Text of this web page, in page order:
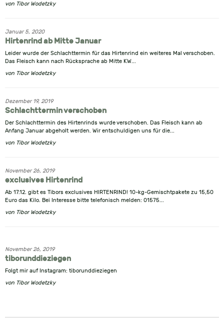
von Tibor Wodetzky
Januar 5, 2020
Hirtenrind ab Mitte Januar
Leider wurde der Schlachttermin für das Hirtenrind ein weiteres Mal verschoben.
Das Fleisch kann nach Rücksprache ab Mitte KW...
von Tibor Wodetzky
Dezember 19, 2019
Schlachttermin verschoben
Der Schlachttermin des Hirtenrinds wurde verschoben. Das Fleisch kann ab
Anfang Januar abgeholt werden. Wir entschuldigen uns für die...
von Tibor Wodetzky
November 26, 2019
exclusives Hirtenrind
Ab 17.12. gibt es Tibors exclusives HIRTENRIND! 10-kg-Gemischtpakete zu 15,50
Euro das Kilo. Bei Interesse bitte telefonisch melden: 01575...
von Tibor Wodetzky
November 26, 2019
tiborunddieziegen
Folgt mir auf Instagram: tiborunddieziegen
von Tibor Wodetzky